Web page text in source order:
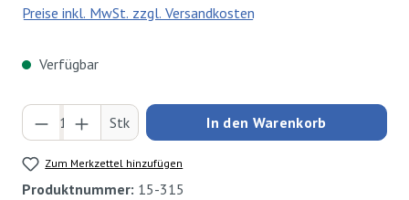
Preise inkl. MwSt. zzgl. Versandkosten
Verfügbar
Produkt Anzahl: Gib den gewünschten Wert
Stk In den Warenkorb
Zum Merkzettel hinzufügen
Produktnummer: 15-315